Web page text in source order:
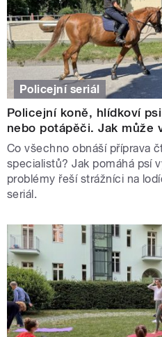
Policejní seriál
Policejní koně, hlídkoví
nebo potápěči. Jak může
Co všechno obnáší příprava
specialistů? Jak pomáhá psí
problémy řeší strážníci na
seriál.